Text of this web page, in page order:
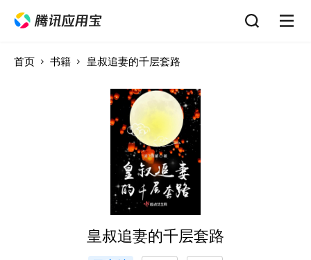
首页 书籍 皇叔追妻的千层套路
皇叔追妻的千层套路